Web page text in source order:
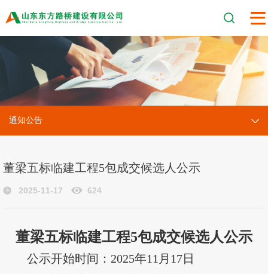
通知公告
董梁五标临建工程5包成交候选人公示
2025-11-17 624
董梁五标临建工程5包成交候选人公示
公示开始时间： 2025年11 月 17日